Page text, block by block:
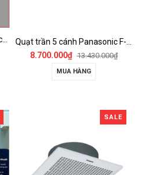
Quạt trần 5 cánh Panasonic F-60DGN có đèn LED và kết nối Wireless
8.700.000₫ 13.430.000₫
MUA HÀNG
SALE